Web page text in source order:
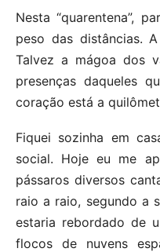
Nesta “quarentena”,
peso das distâncias.
Talvez a mágoa dos
presenças daqueles
coração está a
Fiquei sozinha em
social. Hoje eu me
pássaros diversos
raio a raio, segundo a
estaria rebordado de
flocos de nuvens